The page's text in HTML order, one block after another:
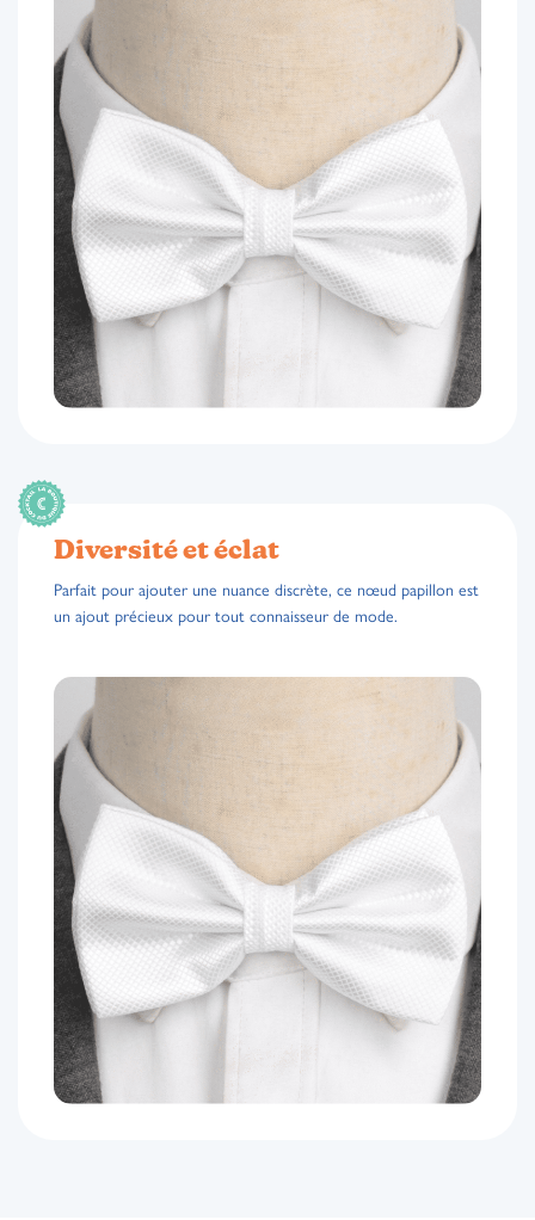
Diversité et éclat
Parfait pour ajouter une nuance discrète, ce nœud papillon est
un ajout précieux pour tout connaisseur de mode.